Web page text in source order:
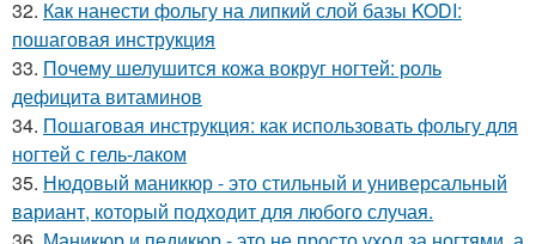
32. Как нанести фольгу на липкий слой базы KODI:
пошаговая инструкция
33. Почему шелушится кожа вокруг ногтей: роль
дефицита витаминов
34. Пошаговая инструкция: как использовать фольгу для
ногтей с гель-лаком
35. Нюдовый маникюр - это стильный и универсальный
вариант, который подходит для любого случая.